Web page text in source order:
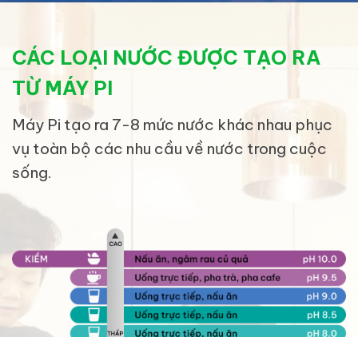
CÁC LOẠI NƯỚC ĐƯỢC TẠO RA
TỪ MÁY PI
Máy Pi tạo ra 7-8 mức nước khác nhau phục
vụ toàn bộ các nhu cầu về nước trong cuộc
sống.